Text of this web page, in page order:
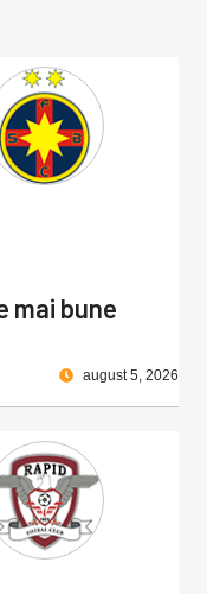
mai bune
august 5, 2026